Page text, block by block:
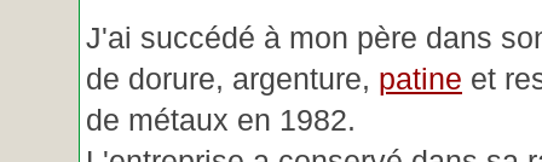
J'ai succédé à mon père dans
de dorure, argenture, patine et
de métaux en 1982.